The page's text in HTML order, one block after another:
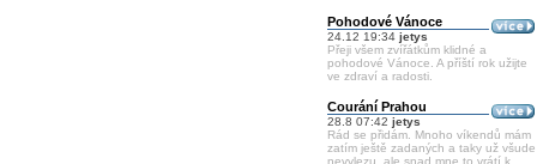
Pohodové Vánoce
24.12 19:34 jetys
Přeji všem zvířátkům klidné a
pohodové Vánoce. A příští rok užijte
ve zdraví a radosti.
Courání Prahou
28.8 07:42 jetys
Rád se přidám. Mnoho víkendů mám
zatím ještě zadaných a taky už všude
nevylezu, ale snad mne to vrátí k ...